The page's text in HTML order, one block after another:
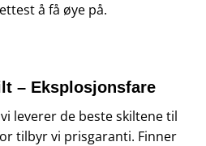
å få øye på.
– Eksplosjonsfare
leverer de beste skiltene til
tilbyr vi prisgaranti. Finner